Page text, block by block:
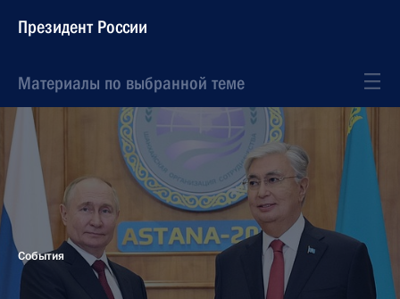
Президент России
Материалы по выбранной теме
События